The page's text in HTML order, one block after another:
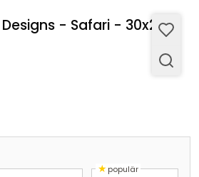
- Safari - 30x20
★populär